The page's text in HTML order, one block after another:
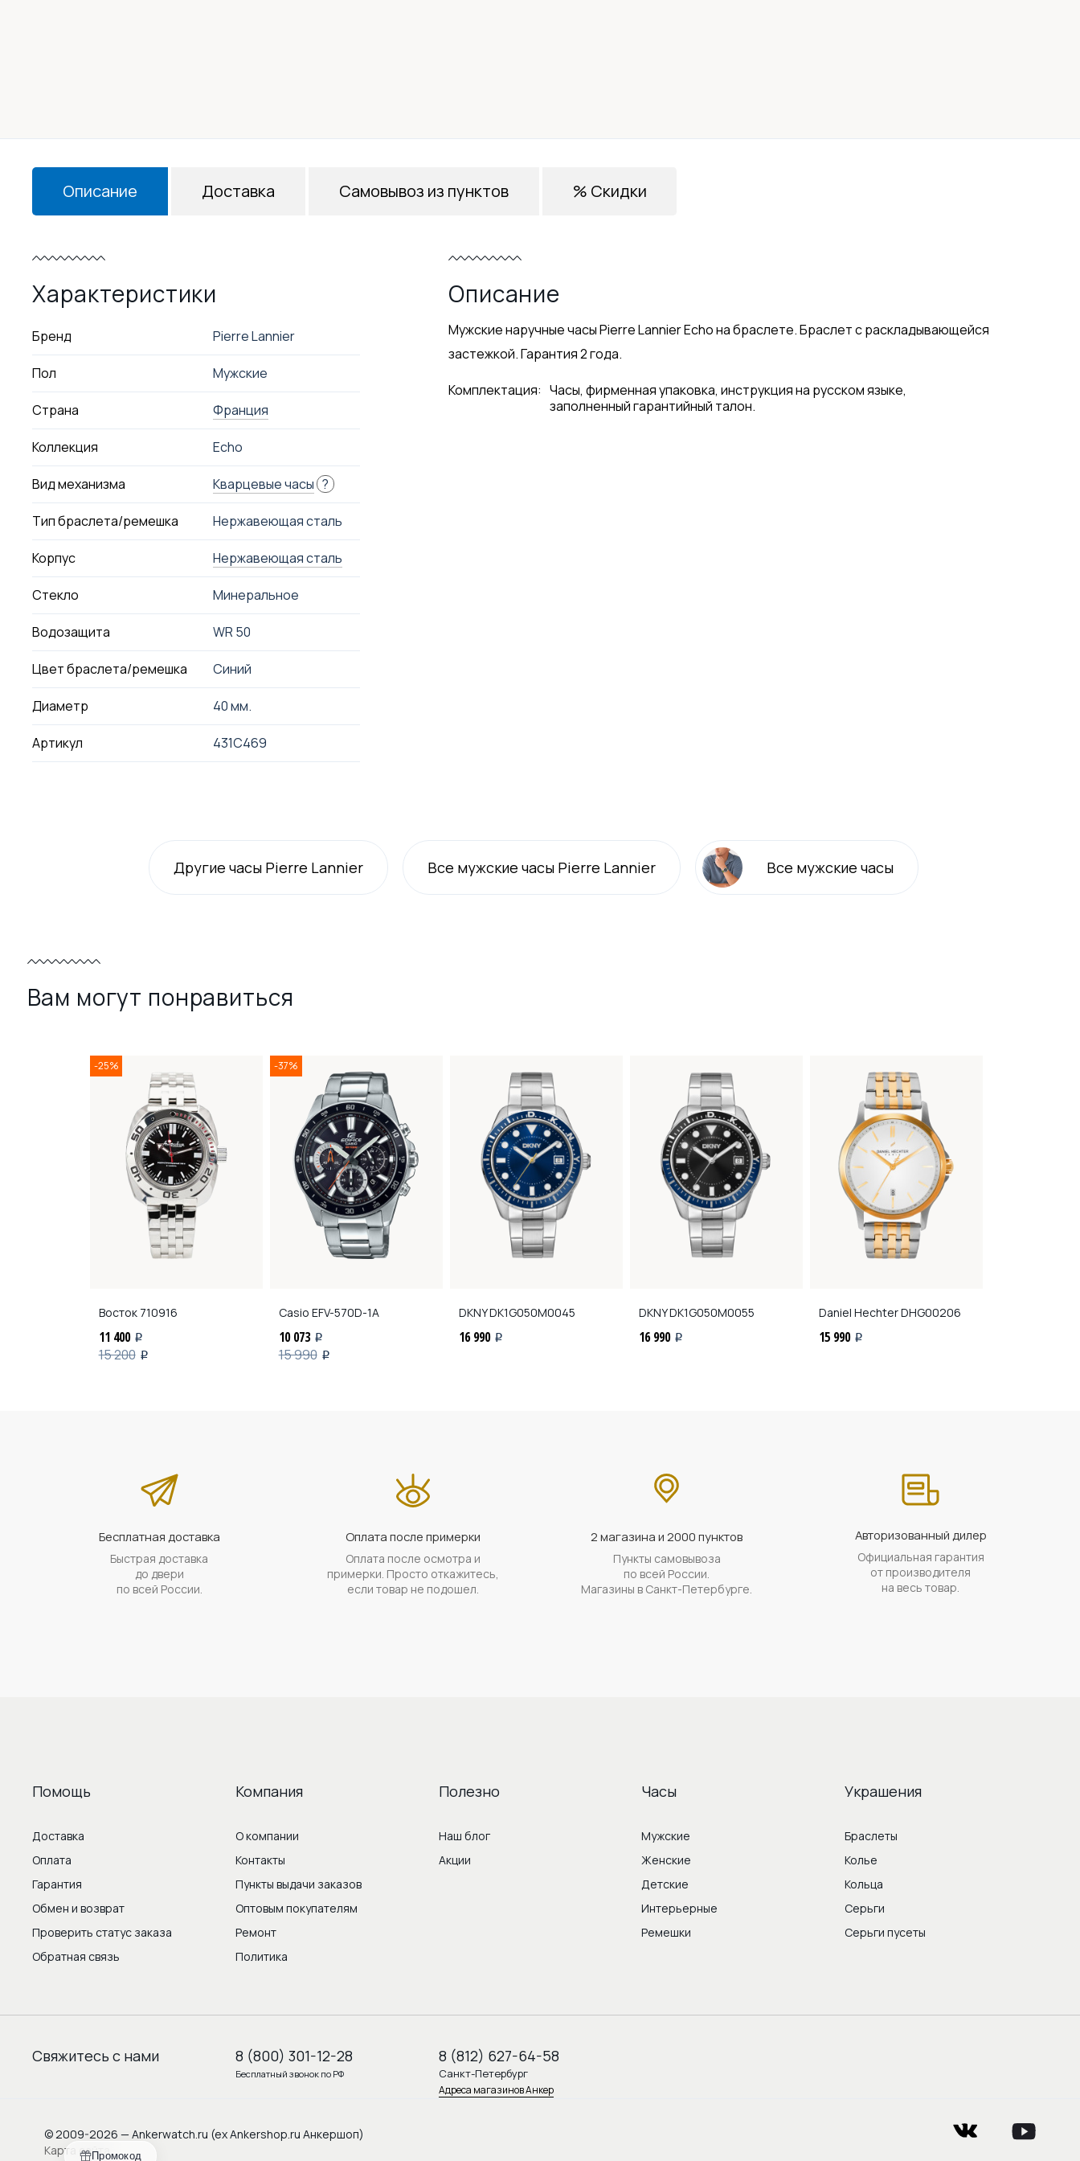
Промокод
Описание
Характеристики
Бренд Pierre Lannier
Пол Мужские
Страна Франция
Коллекция Echo
Вид механизма Кварцевые часы ?
Тип браслета/ремешка Нержавеющая сталь
Корпус Нержавеющая сталь
Стекло Минеральное
Водозащита WR 50
Цвет браслета/ремешка Синий
Диаметр 40 мм.
Артикул 431C469
Описание
Мужские наручные часы Pierre Lannier Echo на браслете. Браслет с раскладывающейся
застежкой. Гарантия 2 года.
Комплектация: Часы, фирменная упаковка, инструкция на русском языке,
заполненный гарантийный талон.
Доставка Самовывоз из пунктов % Скидки
Другие часы Pierre Lannier Все мужские часы Pierre Lannier Все мужские часы
Вам могут понравиться
-25%
Восток710916
11 400 i
15 200 i
-37%
Casio EFV-570D-1A
10 073 i
15 990 i
DKNYDK1G050M0045
16 990 i
DKNYDK1G050M0055
16 990 i
Daniel HechterDHG00206
15 990 i
Бесплатная доставка
Быстрая доставка
до двери
по всей России.
Оплата после примерки
Оплата после осмотра и
примерки. Просто откажитесь,
если товар не подошел.
2 магазина и 2000 пунктов
Пункты самовывоза
по всей России.
Магазины в Санкт-Петербурге.
Авторизованный дилер
Официальная гарантия
от производителя
на весь товар.
Помощь
Доставка
Оплата
Гарантия
Обмен и возврат
Проверить статус заказа
Обратная связь
Компания
О компании
Контакты
Пункты выдачи заказов
Оптовым покупателям
Ремонт
Политика
Полезно
Наш блог
Акции
Часы
Мужские
Женские
Детские
Интерьерные
Ремешки
Украшения
Браслеты
Колье
Кольца
Серьги
Серьги пусеты
Свяжитесь с нами 8 (800) 301-12-28
Бесплатный звонок по РФ
8 (812) 627-64-58
Санкт-Петербург
Адреса магазинов Анкер
© 2009-2026 — Ankerwatch.ru (ex Ankershop.ru Анкершоп)
Карта сайта
vkontakte youtube